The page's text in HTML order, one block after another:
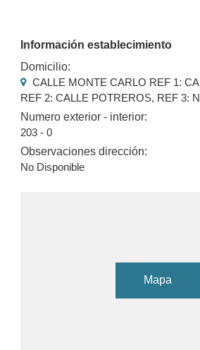
Información establecimiento
Domicilio:
CALLE MONTE CARLO REF 1:
REF 2: CALLE POTREROS, REF 3:
Numero exterior - interior:
203 - 0
Observaciones dirección:
No Disponible
Mapa